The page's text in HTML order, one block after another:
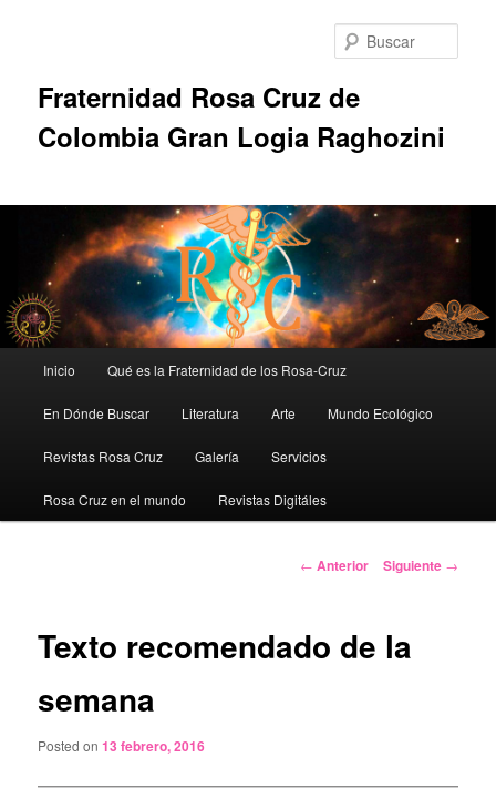
Fraternidad Rosa Cruz de
Colombia Gran Logia Raghozini
principal
Inicio Qué es la Fraternidad de los Rosa-Cruz
En Dónde Buscar Literatura Arte Mundo Ecológico
Revistas Rosa Cruz Galería Servicios
Rosa Cruz en el mundo Revistas Digitáles
Navegación
← Anterior Siguiente →
Texto recomendado de la
semana
Posted on13 febrero, 2016